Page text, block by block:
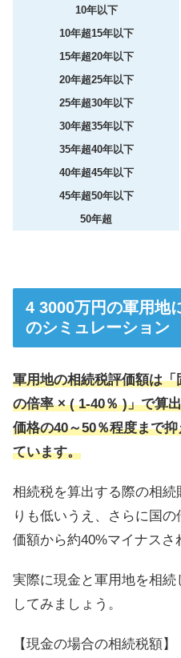
10年以下
10年超15年以下
15年超20年以下
20年超25年以下
25年超30年以下
30年超35年以下
35年超40年以下
40年超45年以下
45年超50年以下
50年超
3000万円の軍用地
のシミュレーション
軍用地の相続税評価額は
の倍率 × ( 1-40％ )」で算
価格の40～50％程度まで
ています。
相続税を算出する際の相続
りも低いうえ、さらに 国の
価額から約40%マイナスさ
実際に現金と軍用地を相
してみましょう。
【現金の場合の相続税額】